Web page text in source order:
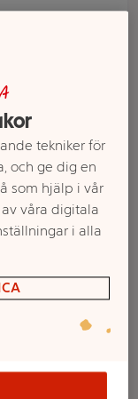
tekniker för
och ge dig en
som hjälp i vår
våra digitala
i alla